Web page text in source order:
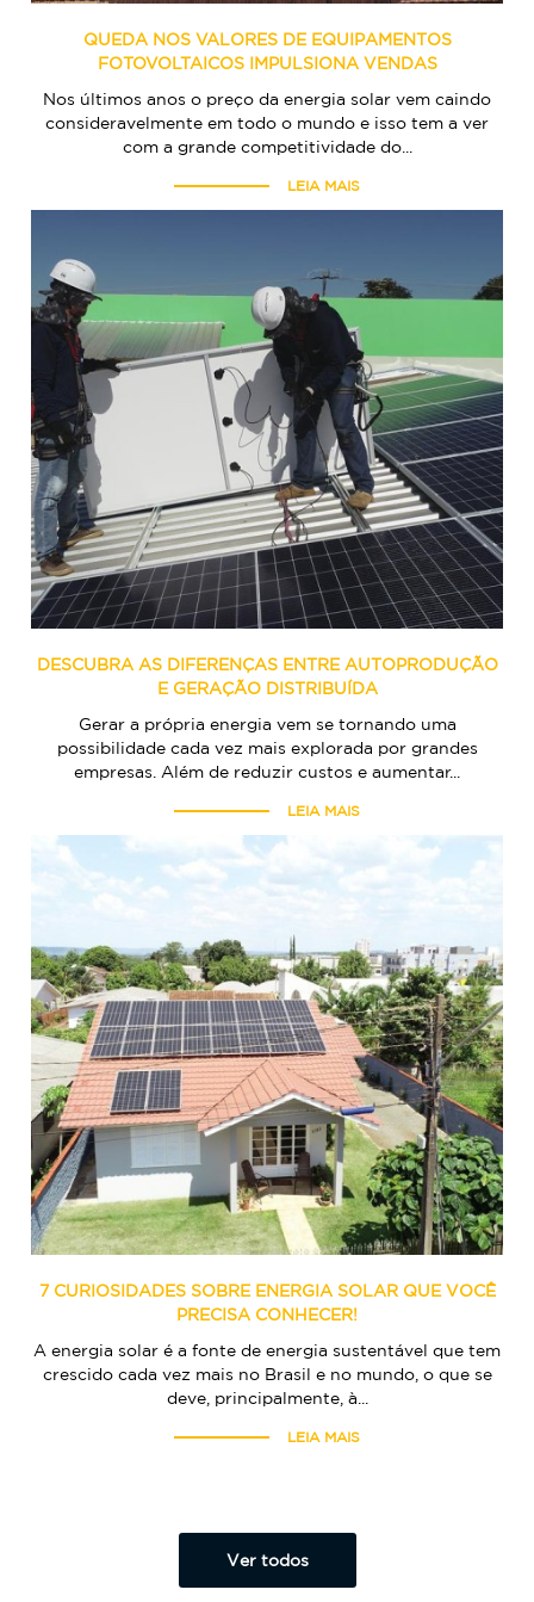
QUEDA NOS VALORES DE EQUIPAMENTOS
FOTOVOLTAICOS IMPULSIONA VENDAS
Nos últimos anos o preço da energia solar vem caindo
consideravelmente em todo o mundo e isso tem a ver
com a grande competitividade do...
LEIA MAIS
DESCUBRA AS DIFERENÇAS ENTRE AUTOPRODUÇÃO
E GERAÇÃO DISTRIBUÍDA
Gerar a própria energia vem se tornando uma
possibilidade cada vez mais explorada por grandes
empresas. Além de reduzir custos e aumentar...
LEIA MAIS
7 CURIOSIDADES SOBRE ENERGIA SOLAR QUE VOCÊ
PRECISA CONHECER!
A energia solar é a fonte de energia sustentável que tem
crescido cada vez mais no Brasil e no mundo, o que se
deve, principalmente, à...
LEIA MAIS
Ver todos